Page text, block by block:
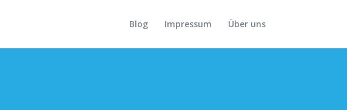
Blog Impressum Über uns